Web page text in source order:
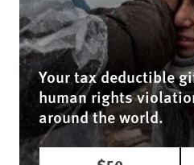
Your tax deductible
human rights
around the world.